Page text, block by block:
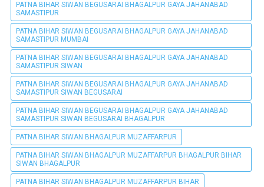
PATNA BIHAR SIWAN BEGUSARAI BHAGALPUR GAYA JAHANABAD
SAMASTIPUR
PATNA BIHAR SIWAN BEGUSARAI BHAGALPUR GAYA JAHANABAD
SAMASTIPUR MUMBAI
PATNA BIHAR SIWAN BEGUSARAI BHAGALPUR GAYA JAHANABAD
SAMASTIPUR SIWAN
PATNA BIHAR SIWAN BEGUSARAI BHAGALPUR GAYA JAHANABAD
SAMASTIPUR SIWAN BEGUSARAI
PATNA BIHAR SIWAN BEGUSARAI BHAGALPUR GAYA JAHANABAD
SAMASTIPUR SIWAN BEGUSARAI BHAGALPUR
PATNA BIHAR SIWAN BHAGALPUR MUZAFFARPUR
PATNA BIHAR SIWAN BHAGALPUR MUZAFFARPUR BHAGALPUR BIHAR
SIWAN BHAGALPUR
PATNA BIHAR SIWAN BHAGALPUR MUZAFFARPUR BIHAR